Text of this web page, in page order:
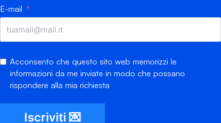
E-mail
Acconsento che questo sito web memorizzi le
informazioni da me inviate in modo che possano
rispondere alla mia richiesta
Iscriviti 💌